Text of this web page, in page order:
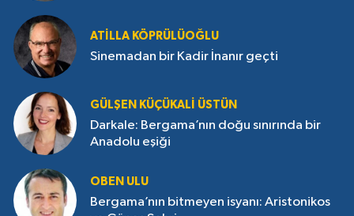
ATILLA KÖPRÜLÜOĞLU
Sinemadan bir Kadir İnanır geçti
GÜLŞEN KÜÇÜKALI ÜSTÜN
Darkale: Bergama’nın doğu sınırında bir
Anadolu eşiği
OBEN ULU
Bergama’nın bitmeyen isyanı: Aristonikos